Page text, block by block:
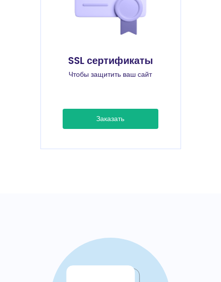
SSL сертификаты
Чтобы защитить ваш сайт
Заказать